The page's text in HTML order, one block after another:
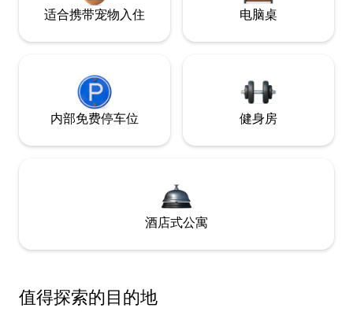
适合携带宠物入住 电脑桌
内部免费停车位 健身房
酒店式公寓
值得探索的目的地